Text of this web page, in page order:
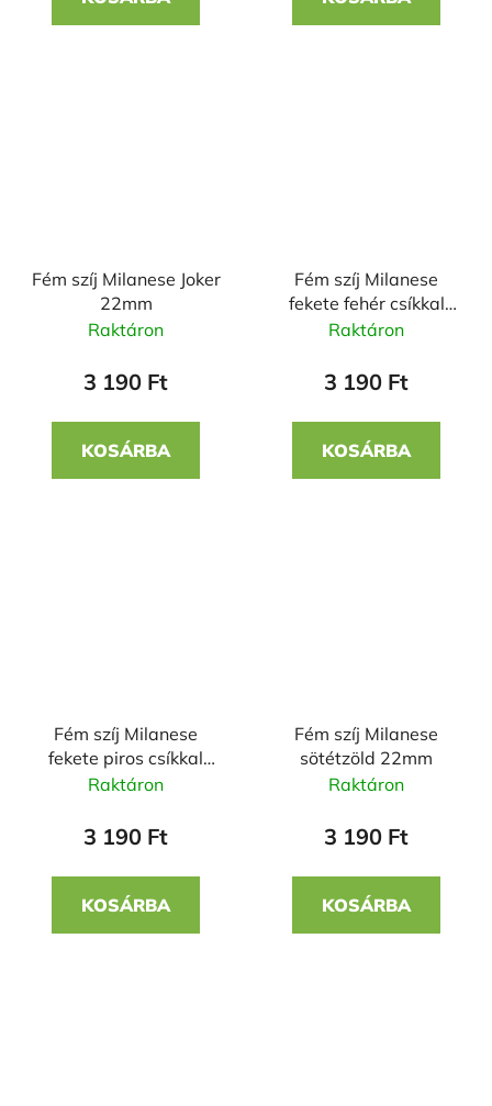
Fém szíj Milanese Joker
22mm
Raktáron
3 190 Ft
KOSÁRBA
Fém szíj Milanese
fekete fehér csíkkal
22mm
Raktáron
3 190 Ft
KOSÁRBA
Fém szíj Milanese
fekete piros csíkkal
22mm
Raktáron
3 190 Ft
KOSÁRBA
Fém szíj Milanese
sötétzöld 22mm
Raktáron
3 190 Ft
KOSÁRBA